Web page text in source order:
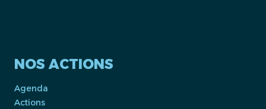
NOS ACTIONS
Agenda
Actions